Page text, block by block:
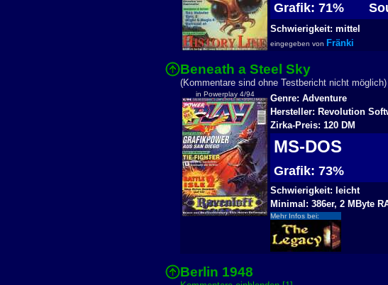
Grafik: 71%
Schwierigkeit: mittel
eingegeben von Fränki
Beneath a Steel Sky
(Kommentare sind ohne Testbericht nicht möglich)
in Powerplay 4/94
Genre: Adventure
Hersteller: Revolution
Zirka-Preis: 120 DM
MS-DOS
Grafik: 73%
Schwierigkeit: leicht
Minimal: 386er, 2 MByte
Mehr Infos bei:
Berlin 1948